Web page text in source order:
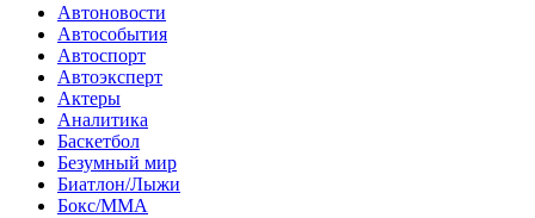
Автоновости
Автособытия
Автоспорт
Автоэксперт
Актеры
Аналитика
Баскетбол
Безумный мир
Биатлон/Лыжи
Бокс/MMA